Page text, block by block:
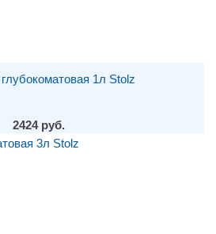
1л Stolz
2424 руб.